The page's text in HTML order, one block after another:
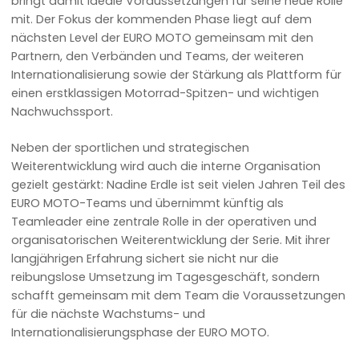
mit. Der Fokus der kommenden Phase liegt auf dem
nächsten Level der EURO MOTO gemeinsam mit den
Partnern, den Verbänden und Teams, der weiteren
Internationalisierung sowie der Stärkung als Plattform für
einen erstklassigen Motorrad-Spitzen- und wichtigen
Nachwuchssport.
Neben der sportlichen und strategischen
Weiterentwicklung wird auch die interne Organisation
gezielt gestärkt: Nadine Erdle ist seit vielen Jahren Teil des
EURO MOTO-Teams und übernimmt künftig als
Teamleader eine zentrale Rolle in der operativen und
organisatorischen Weiterentwicklung der Serie. Mit ihrer
langjährigen Erfahrung sichert sie nicht nur die
reibungslose Umsetzung im Tagesgeschäft, sondern
schafft gemeinsam mit dem Team die Voraussetzungen
für die nächste Wachstums- und
Internationalisierungsphase der EURO MOTO.